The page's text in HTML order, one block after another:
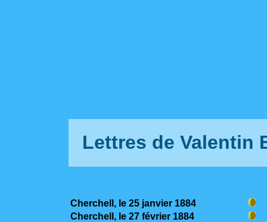
Lettres de Valentin
Cherchell, le 25 janvier 1884
Cherchell, le 27 février 1884